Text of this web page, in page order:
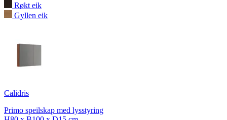
Røkt eik
Gyllen eik
Calidris
Primo speilskap med lysstyring